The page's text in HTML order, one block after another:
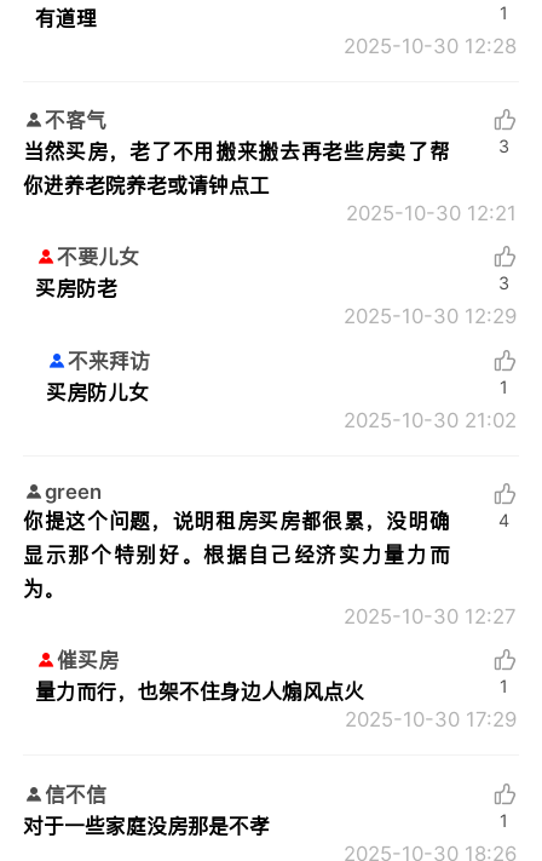
有道理
2025-10-30 12:28
1
不客气
当然买房，老了不用搬来搬去再老些房卖了帮
你进养老院养老或请钟点工
2025-10-30 12:21
3
不要儿女
买房防老
2025-10-30 12:29
3
不来拜访
买房防儿女
2025-10-30 21:02
1
green
你提这个问题，说明租房买房都很累，没明确
显示那个特别好。根据自己经济实力量力而
为。
2025-10-30 12:27
4
催买房
量力而行，也架不住身边人煽风点火
2025-10-30 17:29
1
信不信
对于一些家庭没房那是不孝
2025-10-30 18:26
1